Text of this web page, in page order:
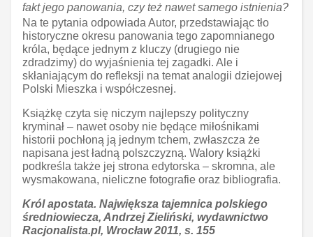
fakt jego panowania, czy też nawet samego istnienia?
Na te pytania odpowiada Autor, przedstawiając tło
historyczne okresu panowania tego zapomnianego
króla, będące jednym z kluczy (drugiego nie
zdradzimy) do wyjaśnienia tej zagadki. Ale i
skłaniającym do refleksji na temat analogii dziejowej
Polski Mieszka i współczesnej.
Książkę czyta się niczym najlepszy polityczny
kryminał – nawet osoby nie będące miłośnikami
historii pochłoną ją jednym tchem, zwłaszcza że
napisana jest ładną polszczyzną. Walory książki
podkreśla także jej strona edytorska – skromna, ale
wysmakowana, nieliczne fotografie oraz bibliografia.
Król apostata. Największa tajemnica polskiego
średniowiecza, Andrzej Zieliński, wydawnictwo
Racjonalista.pl, Wrocław 2011, s. 155